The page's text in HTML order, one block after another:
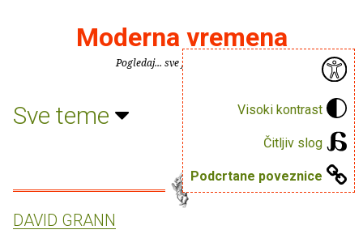
Visoki kontrast
Čitljiv slog
Podcrtane poveznice
Moderna vremena
Pogledaj... sve je puno knjiga.
Sve teme
DAVID GRANN